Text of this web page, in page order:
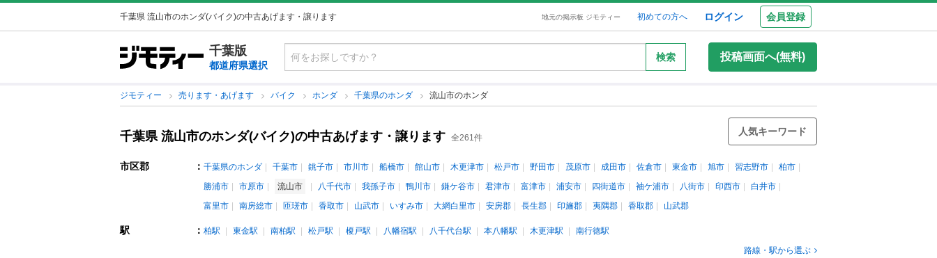
千葉県 流山市のホンダ(バイク)の中古あげます・譲ります 地元の掲示板 ジモティー 初めての方へ ログイン 会員登録
千葉版
都道府県選択
検索 投稿画面へ(無料)
ジモティー 売ります・あげます バイク ホンダ 千葉県のホンダ 流山市のホンダ
千葉県 流山市のホンダ(バイク)の中古あげます・譲ります 全261件
人気キーワード
市区郡 ： 千葉県のホンダ 千葉市 銚子市 市川市 船橋市 館山市 木更津市 松戸市 野田市 茂原市 成田市 佐倉市 東金市 旭市 習志野市
柏市
勝浦市
市原市 流山市 八千代市 我孫子市 鴨川市 鎌ケ谷市 君津市 富津市 浦安市 四街道市 袖ケ浦市 八街市 印西市
白井市
富里市
南房総市 匝瑳市 香取市 山武市 いすみ市 大網白里市 安房郡 長生郡 印旛郡 夷隅郡 香取郡 山武郡
駅 ： 柏駅 東金駅 南柏駅 松戸駅 榎戸駅 八幡宿駅 八千代台駅 本八幡駅 木更津駅
南行徳駅
路線・駅から選ぶ